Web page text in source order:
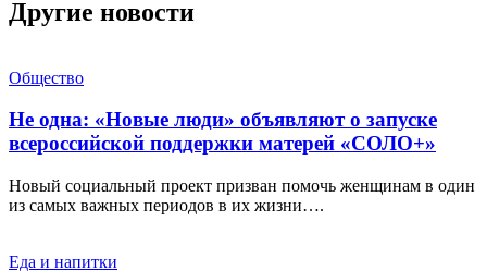
Другие новости
Общество
Не одна: «Новые люди» объявляют о запуске
всероссийской поддержки матерей «СОЛО+»
Новый социальный проект призван помочь женщинам в один
из самых важных периодов в их жизни….
Еда и напитки